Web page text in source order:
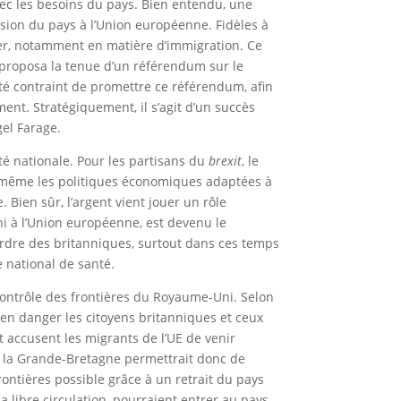
les besoins du pays. Bien entendu, une
du pays à l’Union européenne. Fidèles à
notamment en matière d’immigration. Ce
la tenue d’un référendum sur le
contraint de promettre ce référendum, afin
Stratégiquement, il s’agit d’un succès
Farage.
nationale. Pour les partisans dubrexit, le
les politiques économiques adaptées à
Bien sûr, l’argent vient jouer un rôle
l’Union européenne, est devenu le
des britanniques, surtout dans ces temps
national de santé.
des frontières du Royaume-Uni. Selon
danger les citoyens britanniques et ceux
les migrants de l’UE de venir
Grande-Bretagne permettrait donc de
possible grâce à un retrait du pays